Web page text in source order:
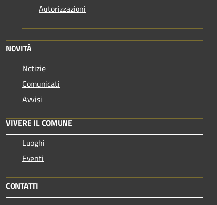
Autorizzazioni
NOVITÀ
Notizie
Comunicati
Avvisi
VIVERE IL COMUNE
Luoghi
Eventi
CONTATTI